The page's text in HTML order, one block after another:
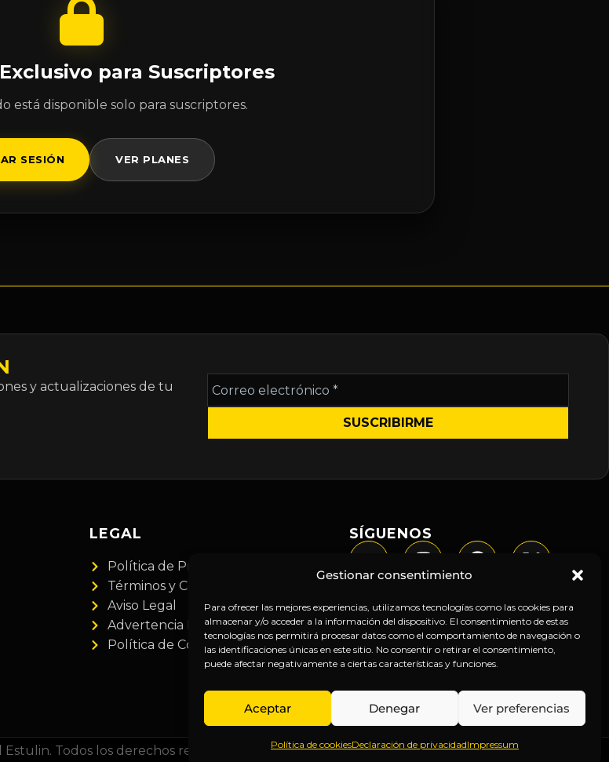
Gestionar consentimiento
Para ofrecer las mejores experiencias, utilizamos tecnologías como las cookies para
almacenar y/o acceder a la información del dispositivo. El consentimiento de estas
tecnologías nos permitirá procesar datos como el comportamiento de navegación o
las identificaciones únicas en este sitio. No consentir o retirar el consentimiento,
puede afectar negativamente a ciertas características y funciones.
Aceptar Denegar Ver preferencias
Política de cookiesDeclaración de privacidadImpressum
para Suscriptores
está disponible solo para suscriptores.
SESIÓN VER PLANES
y actualizaciones de tu
Correo
electrónico
*
LEGAL
Política de Privacidad
Términos y Condiciones
Aviso Legal
Advertencia Financiera
Política de Cookies
SÍGUENOS
Todos los derechos reservados.